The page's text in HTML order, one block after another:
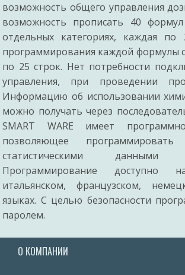
возможность общего управления
возможность прописать 40
отдельных категориях, каждая
программирования каждой формулы
по 25 строк. Нет потребности
управления, при проведении
Информацию об использовании
можно получать через
SMART WARE имеет
позволяющее
статистическими
Программирование доступно
итальянском, французском,
языках. С целью безопасности
паролем.
О КОМПАНИИ